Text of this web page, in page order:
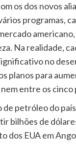
os dos novos
programas,
Na realidade,
no
planos para
entre os
petróleo do
bilhões de
EUA em